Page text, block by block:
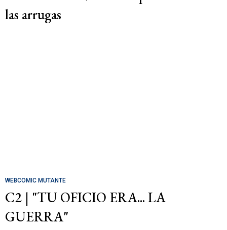
las arrugas
WEBCOMIC MUTANTE
C2 | "TU OFICIO ERA... LA
GUERRA"